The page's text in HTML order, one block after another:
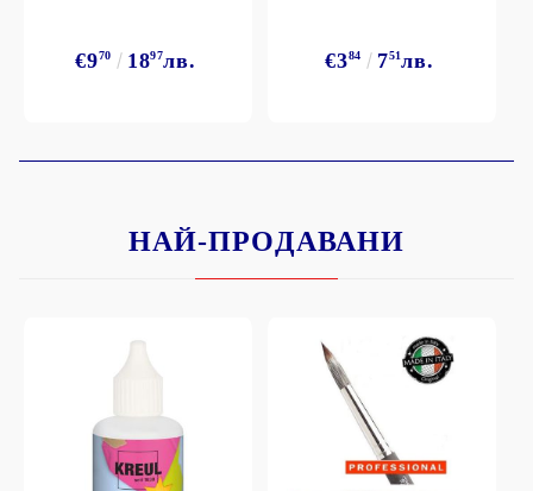
€970 1897лв. €384 751лв.
НАЙ-ПРОДАВАНИ